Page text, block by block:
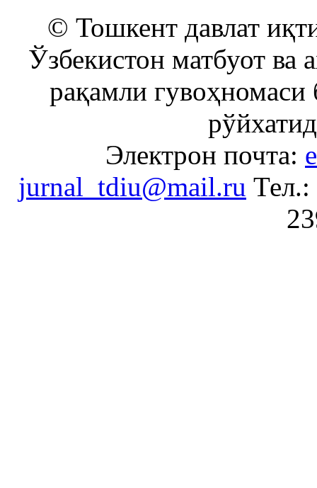
© Тошкент давлат
Ўзбекистон матбуот ва
рақамли
Электрон почта:
jurnal_tdiu@mail.ru